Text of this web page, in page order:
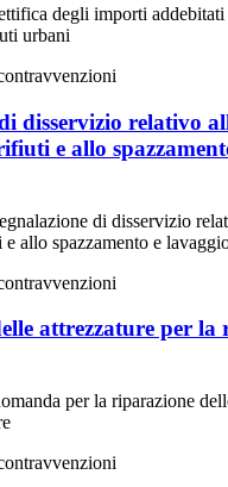
degli importi
urbani
disservizio relativo
e allo
di disservizio
allo spazzamento e
attrezzature per la
per la riparazione